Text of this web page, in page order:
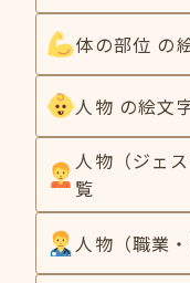
体の部位 の
人物 の絵文
人物（ジェ
覧
人物（職業